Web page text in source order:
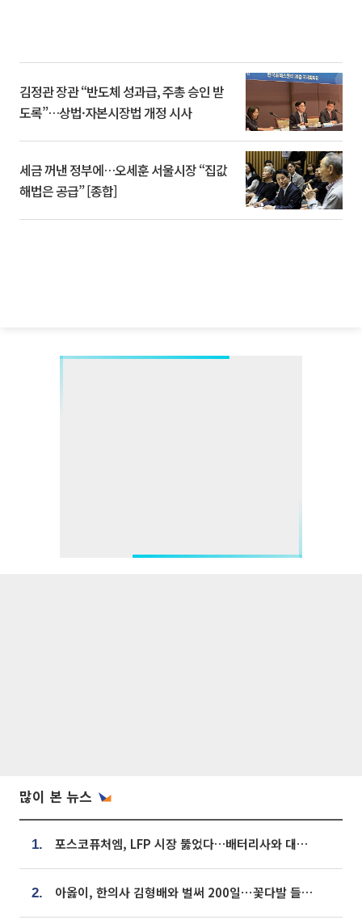
김정관 장관 “반도체 성과급, 주총 승인 받
도록”…상법·자본시장법 개정 시사
세금 꺼낸 정부에…오세훈 서울시장 “집값
해법은 공급” [종합]
많이 본 뉴스
1. 포스코퓨처엠, LFP 시장 뚫었다…배터리사와 대규모 장기 공급 합의
2. 아옳이, 한의사 김형배와 벌써 200일⋯꽃다발 들고 "프러포즈 아냐"